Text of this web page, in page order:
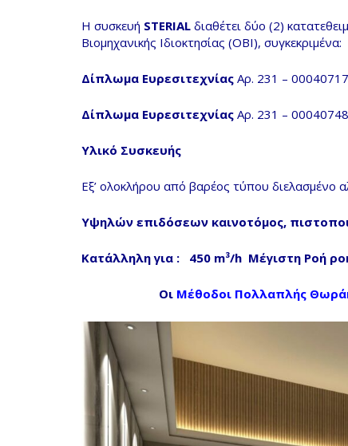
Η συσκευή STERIΑL διαθέτει δύο (2)
Βιομηχανικής Ιδιοκτησίας (ΟΒΙ), συγκεκριμένα:
Δίπλωμα Ευρεσιτεχνίας Αρ. 231 –
Δίπλωμα Ευρεσιτεχνίας Αρ. 231 –
Υλικό Συσκευής
Εξ’ ολοκλήρου από βαρέος τύπου διελασμένο
Yψηλών επιδόσεων καινοτόμος,
Κατάλληλη για : 450 m³/h Μέγιστη Ροή
Οι Μέθοδοι Πολλαπλής